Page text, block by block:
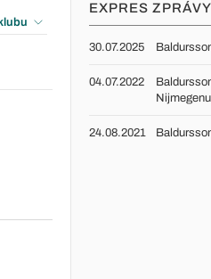
EXPRES ZPRÁVY
30.07.2025
04.07.2022
Nijmegenu
24.08.2021